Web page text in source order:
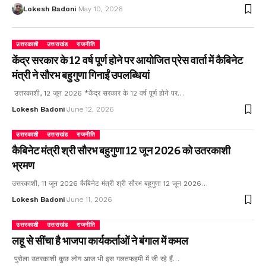
Lokesh Badoni May 10, 2026
उत्तरकाशी उत्तराखंड राजनीति
केंद्र सरकार के 12 वर्ष पूर्ण होने पर आयोजित प्रेस वार्ता में कैबिनेट
मंत्री ने सौरभ बहुगुणा गिनाईं उपलब्धियां
उत्तरकाशी, 12 जून 2026 *केंद्र सरकार के 12 वर्ष पूर्ण होने पर…
Lokesh Badoni June 12, 2026
उत्तरकाशी उत्तराखंड राजनीति
कैबिनेट मंत्री श्री सौरभ बहुगुणा 12 जून 2026 को उतरकाशी
भ्रमण
उत्तरकाशी, 11 जून 2026 कैबिनेट मंत्री श्री सौरभ बहुगुणा 12 जून 2026…
Lokesh Badoni June 11, 2026
उत्तरकाशी उत्तराखंड राजनीति
लहू से सींचा है भाजपा कार्यकर्ताओं ने बंगाल में कमल
पुरोला उतरकाशी कुछ लोग आज भी इस गलतफहमी में जी रहे हैं…